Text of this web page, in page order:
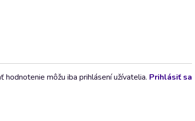
hodnotenie môžu iba prihlásení užívatelia. Prihlásiť sa